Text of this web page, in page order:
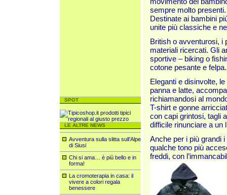
SPOT
LE ALTRE NEWS
Avventura sulla slitta sull’Alpe
di Siusi
Chi si ama… è più bello e in
forma!
La cromoterapia in casa: il
vivere a colori regala
benessere
sempre molto presenti.
Destinate ai bambini
unite più classiche e
British o avventurosi, i
materiali ricercati. Gli
sportive – biking o
cotone pesante e felpa.
Eleganti e disinvolte,
panna e latte,
richiamandosi al
T-shirt e gonne
con capi grintosi, tagli
difficile rinunciare a un
Anche per i più grandi
qualche tono più
freddi, con